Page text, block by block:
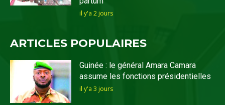
il y'a 2 jours
ARTICLES POPULAIRES
Guinée : le général Amara Camara
assume les fonctions présidentielles
il y'a 3 jours